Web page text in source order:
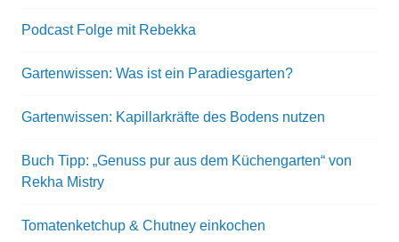
Podcast Folge mit Rebekka
Gartenwissen: Was ist ein Paradiesgarten?
Gartenwissen: Kapillarkräfte des Bodens nutzen
Buch Tipp: „Genuss pur aus dem Küchengarten“ von
Rekha Mistry
Tomatenketchup & Chutney einkochen